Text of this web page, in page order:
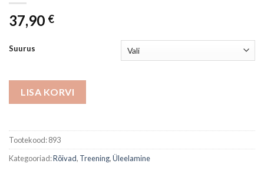
37,90 €
Suurus
LISA KORVI
Tootekood:893
Kategooriad:Rõivad, Treening,Üleelamine